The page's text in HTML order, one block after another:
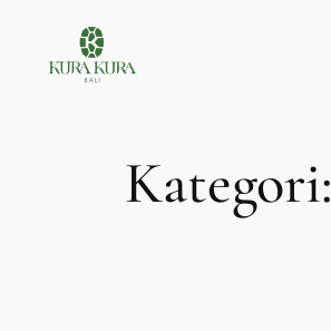
Kategori: